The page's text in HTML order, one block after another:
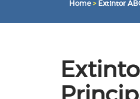
Home > Extintor